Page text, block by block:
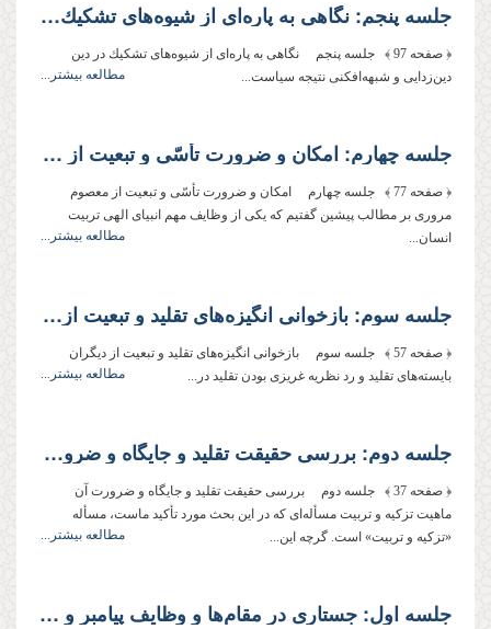
جلسه پنجم: نگاهى به پاره‌‌اى از شیوه‌‌هاى تشكیك در دین
﴿ صفحه 97 ﴾ جلسه پنجم نگاهى به پاره‌‌اى از شیوه‌‌هاى تشكیك در دین
دین‌‌زدایى و شبهه‌‌افكنى نتیجه سیاست...
مطالعه بیشتر...
جلسه چهارم: امكان و ضرورت تأسّى و تبعیت از معصوم
﴿ صفحه 77 ﴾ جلسه چهارم امكان و ضرورت تأسّى و تبعیت از معصوم
مرورى بر مطالب پیشین گفتیم كه یكى از وظایف مهم انبیاى الهى تربیت
انسان...
مطالعه بیشتر...
جلسه سوم: بازخوانى انگیزه‌‌هاى تقلید و تبعیت از دیگران
﴿ صفحه 57 ﴾ جلسه سوم بازخوانى انگیزه‌‌هاى تقلید و تبعیت از دیگران
بایسته‌‌هاى تقلید و رد نظریه غریزى بودن تقلید در...
مطالعه بیشتر...
جلسه دوم: بررسى حقیقت تقلید و جایگاه و ضرورت آن
﴿ صفحه 37 ﴾ جلسه دوم بررسى حقیقت تقلید و جایگاه و ضرورت آن
ماهیت تزكیه و تربیت مسأله‌‌اى كه در این بحث مورد تأكید ماست، مسأله
«تزكیه و تربیت» است. گرچه این...
مطالعه بیشتر...
جلسه اول: جستارى در مقام‌‌ها و وظایف پیامبر و امامان معصوم(صلوات اللّه علیهم اجمعین)